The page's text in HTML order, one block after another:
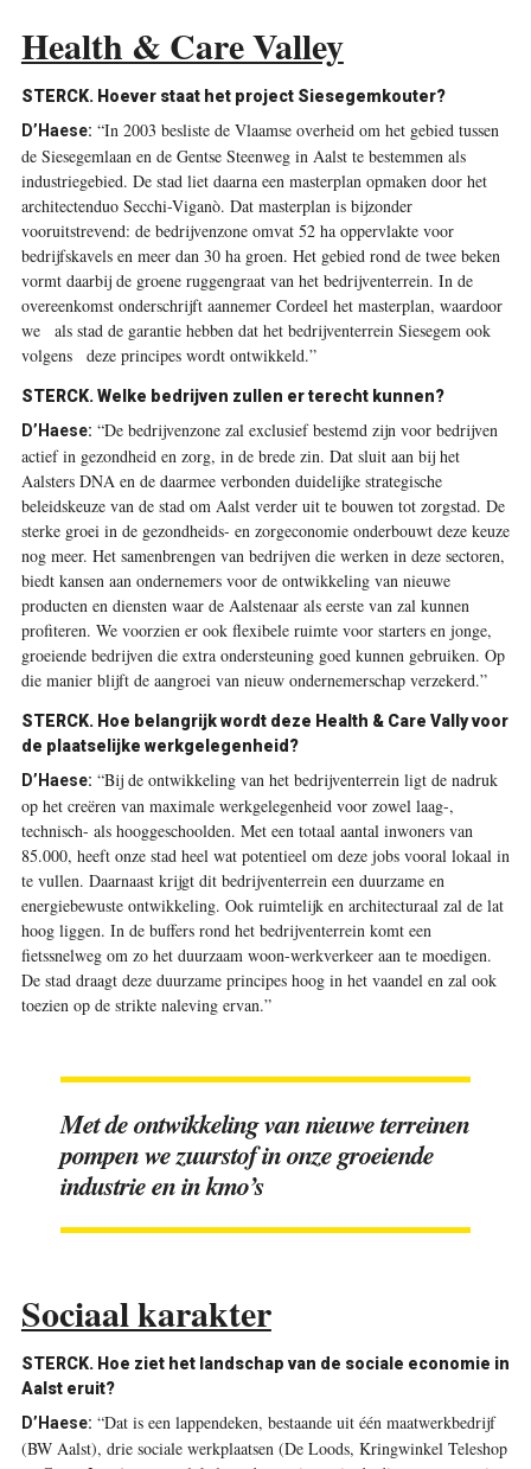
Health & Care Valley
STERCK. Hoever staat het project Siesegemkouter?
D’Haese: “In 2003 besliste de Vlaamse overheid om het gebied tussen
de Siesegemlaan en de Gentse Steenweg in Aalst te bestemmen als
industriegebied. De stad liet daarna een masterplan opmaken door het
architectenduo Secchi-Viganò. Dat masterplan is bijzonder
vooruitstrevend: de bedrijvenzone omvat 52 ha oppervlakte voor
bedrijfskavels en meer dan 30 ha groen. Het gebied rond de twee beken
vormt daarbij de groene ruggengraat van het bedrijventerrein. In de
overeenkomst onderschrijft aannemer Cordeel het masterplan, waardoor
we als stad de garantie hebben dat het bedrijventerrein Siesegem ook
volgens deze principes wordt ontwikkeld.”
STERCK. Welke bedrijven zullen er terecht kunnen?
D’Haese: “De bedrijvenzone zal exclusief bestemd zijn voor bedrijven
actief in gezondheid en zorg, in de brede zin. Dat sluit aan bij het
Aalsters DNA en de daarmee verbonden duidelijke strategische
beleidskeuze van de stad om Aalst verder uit te bouwen tot zorgstad. De
sterke groei in de gezondheids- en zorgeconomie onderbouwt deze keuze
nog meer. Het samenbrengen van bedrijven die werken in deze sectoren,
biedt kansen aan ondernemers voor de ontwikkeling van nieuwe
producten en diensten waar de Aalstenaar als eerste van zal kunnen
profiteren. We voorzien er ook flexibele ruimte voor starters en jonge,
groeiende bedrijven die extra ondersteuning goed kunnen gebruiken. Op
die manier blijft de aangroei van nieuw ondernemerschap verzekerd.”
STERCK. Hoe belangrijk wordt deze Health & Care Vally voor
de plaatselijke werkgelegenheid?
D’Haese: “Bij de ontwikkeling van het bedrijventerrein ligt de nadruk
op het creëren van maximale werkgelegenheid voor zowel laag-,
technisch- als hooggeschoolden. Met een totaal aantal inwoners van
85.000, heeft onze stad heel wat potentieel om deze jobs vooral lokaal in
te vullen. Daarnaast krijgt dit bedrijventerrein een duurzame en
energiebewuste ontwikkeling. Ook ruimtelijk en architecturaal zal de lat
hoog liggen. In de buffers rond het bedrijventerrein komt een
fietssnelweg om zo het duurzaam woon-werkverkeer aan te moedigen.
De stad draagt deze duurzame principes hoog in het vaandel en zal ook
toezien op de strikte naleving ervan.”
Met de ontwikkeling van nieuwe terreinen
pompen we zuurstof in onze groeiende
industrie en in kmo’s
Sociaal karakter
STERCK. Hoe ziet het landschap van de sociale economie in
Aalst eruit?
D’Haese: “Dat is een lappendeken, bestaande uit één maatwerkbedrijf
(BW Aalst), drie sociale werkplaatsen (De Loods, Kringwinkel Teleshop